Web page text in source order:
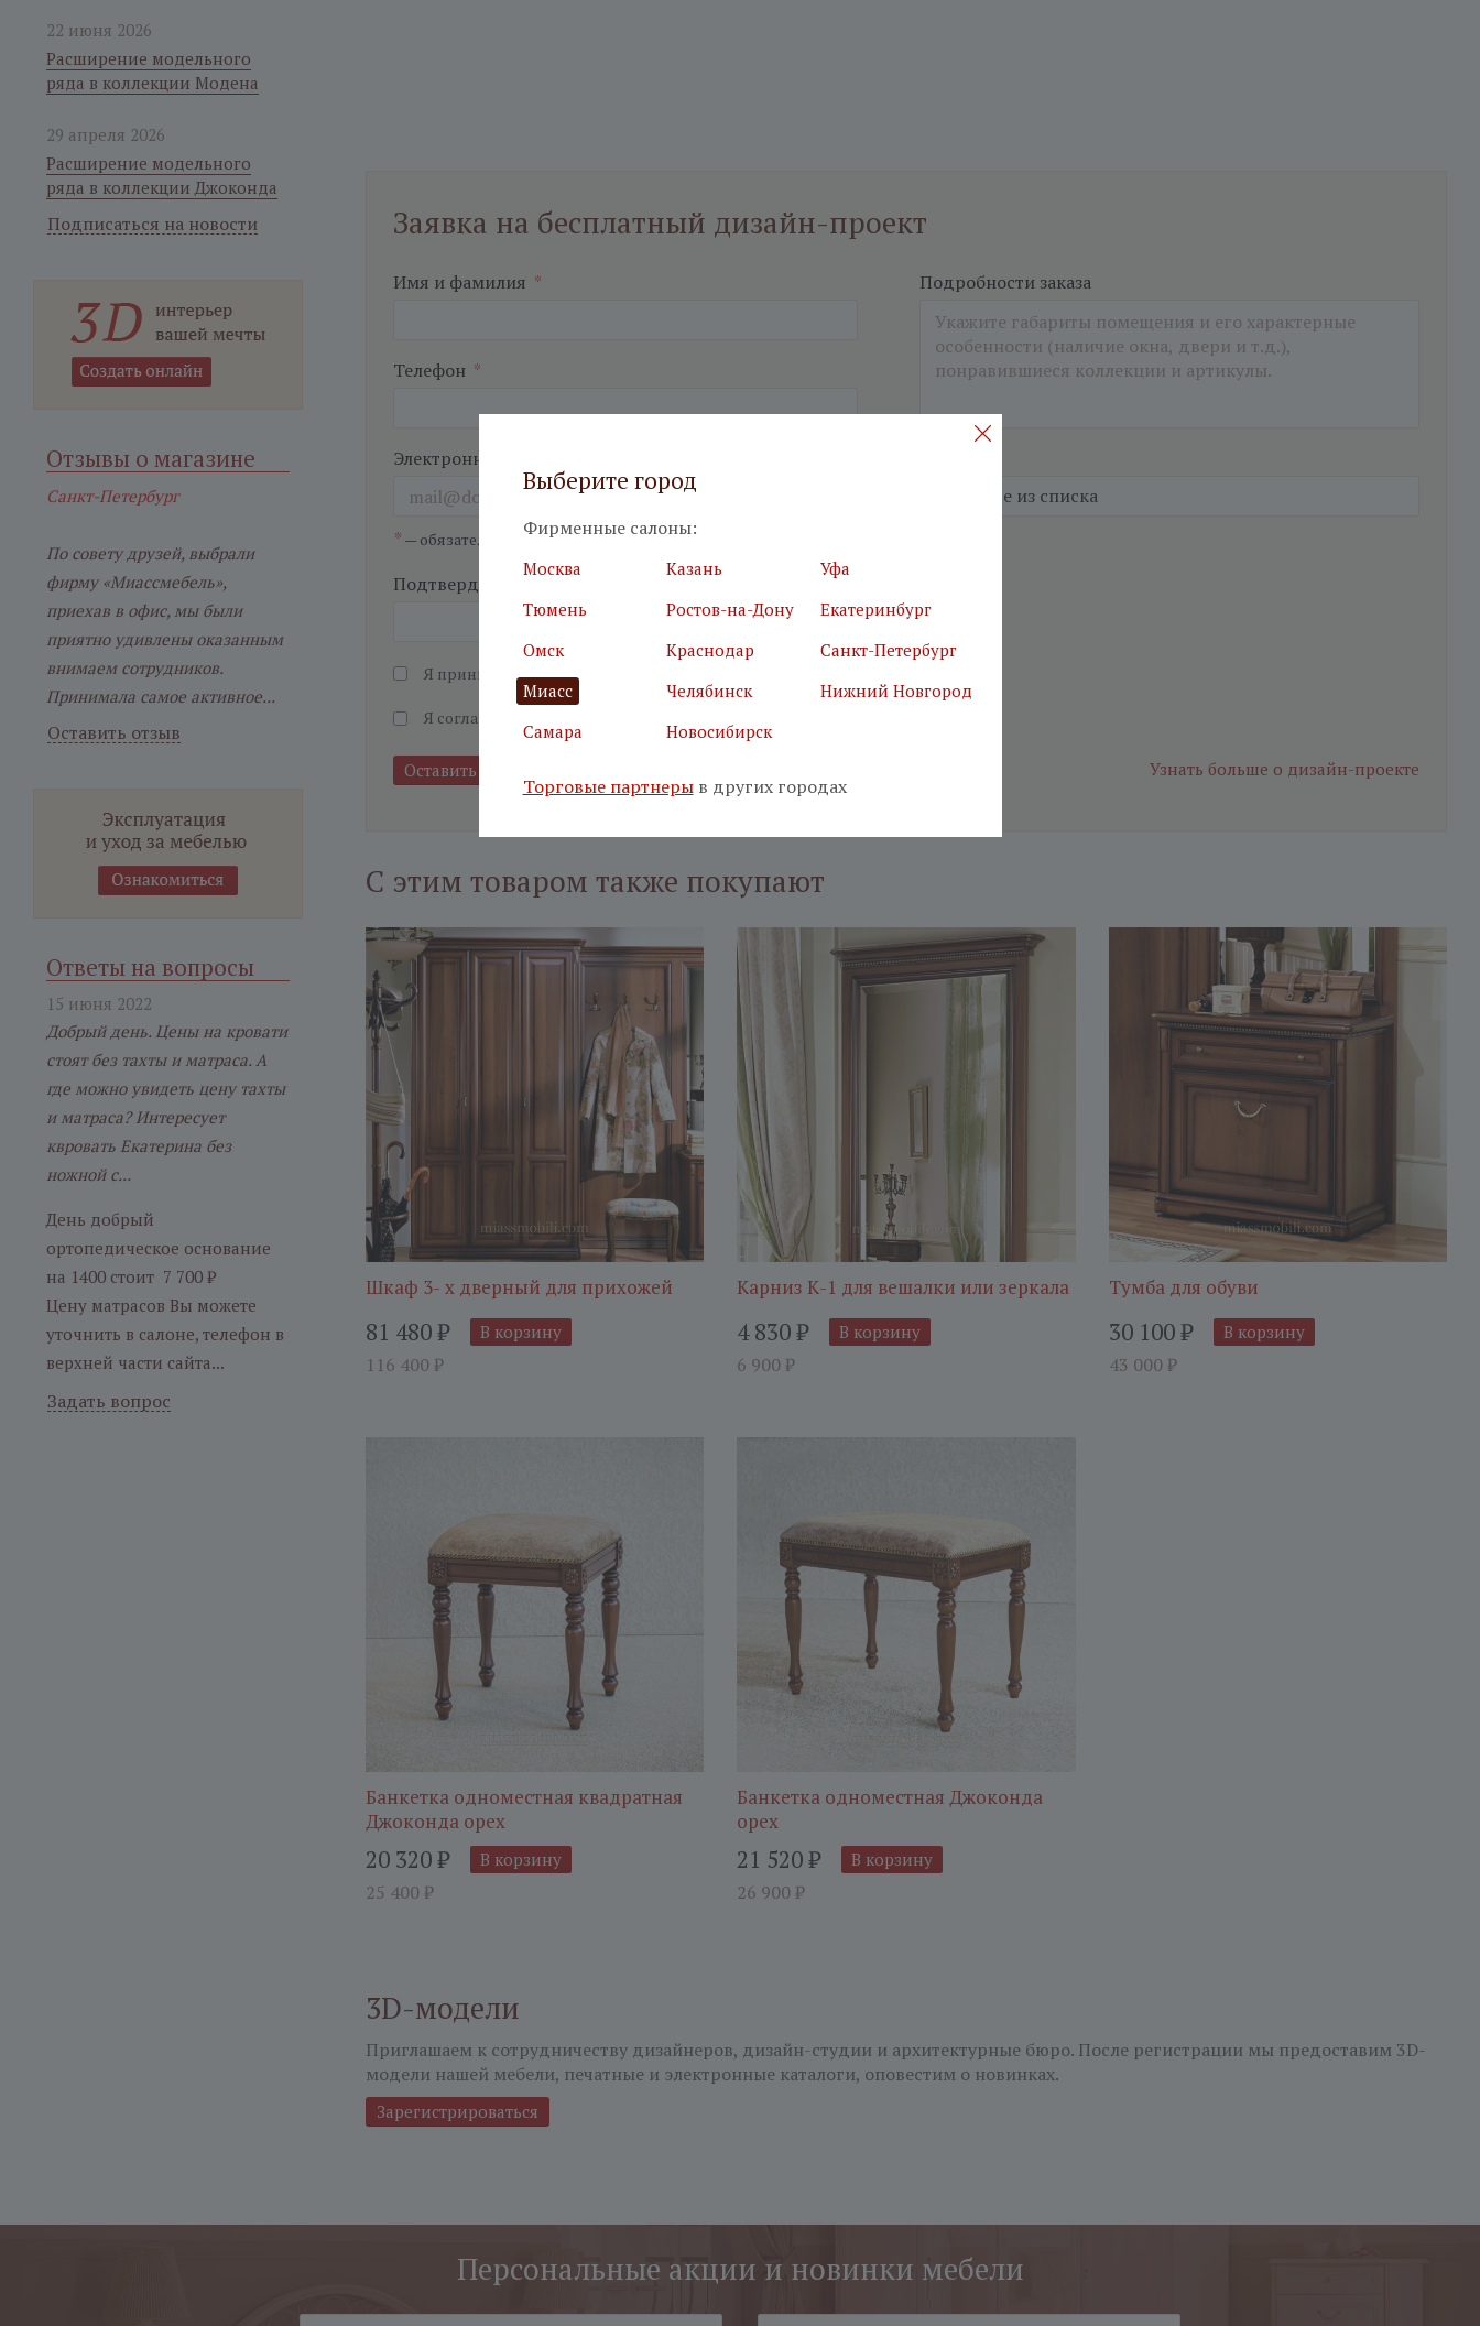
Заявка на бесплатный дизайн-проект
Имя и фамилия *
Телефон *
Электронная почта
Подробности заказа
* — обязательные поля
Подтвердите, что вы не робот
Я принимаюусловия использования сайта
Я соглашаюсь с
Узнать больше о дизайн-проекте
С этим товаром также покупают
Шкаф 3- х дверный для прихожей
81 480₽
116 400 ₽
В корзину
Карниз К-1 для вешалки или зеркала
4 830₽
6 900 ₽
В корзину
Тумба для обуви
30 100₽
43 000 ₽
В корзину
Банкетка одноместная квадратная
Джоконда орех
20 320₽
25 400 ₽
В корзину
Банкетка одноместная Джоконда
орех
21 520₽
26 900 ₽
В корзину
3D-модели
Приглашаем к сотрудничеству дизайнеров, дизайн-студии и архитектурные бюро. После регистрации мы предоставим 3D-
модели нашей мебели, печатные и электронные каталоги, оповестим о новинках.
Зарегистрироваться
22 июня 2026
Расширение модельного
ряда в коллекции Модена
29 апреля 2026
Расширение модельного
ряда в коллекции Джоконда
Подписаться на новости
Отзывы о магазине
Санкт-Петербург
По совету друзей, выбрали
фирму «Миассмебель»,
приехав в офис, мы были
приятно удивлены оказанным
внимаем сотрудников.
Принимала самое активное...
Оставить отзыв
Ответы на вопросы
15 июня 2022
Добрый день. Цены на кровати
стоят без тахты и матраса. А
где можно увидеть цену тахты
и матраса? Интересует
квровать Екатерина без
ножной с...
День добрый
ортопедическое основание
на 1400 стоит 7 700 ₽
Цену матрасов Вы можете
уточнить в салоне, телефон в
верхней части сайта...
Задать вопрос
Персональные акции и новинки мебели
Выберите город
Фирменные салоны:
Москва Казань
Уфа
Тюмень
Ростов-на-Дону
Екатеринбург
Омск
Краснодар
Санкт-Петербург
Миасс
Челябинск
Нижний Новгород
Самара
Новосибирск
Торговые партнерыв других городах